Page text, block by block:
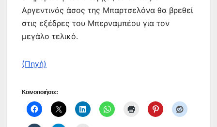
Αργεντινός άσος της Μπαρτσελόνα θα βρεθεί
στις εξέδρες του Μπερναμπέου για τον
μεγάλο τελικό.
(Πηγή)
Κοινοποιήστε: